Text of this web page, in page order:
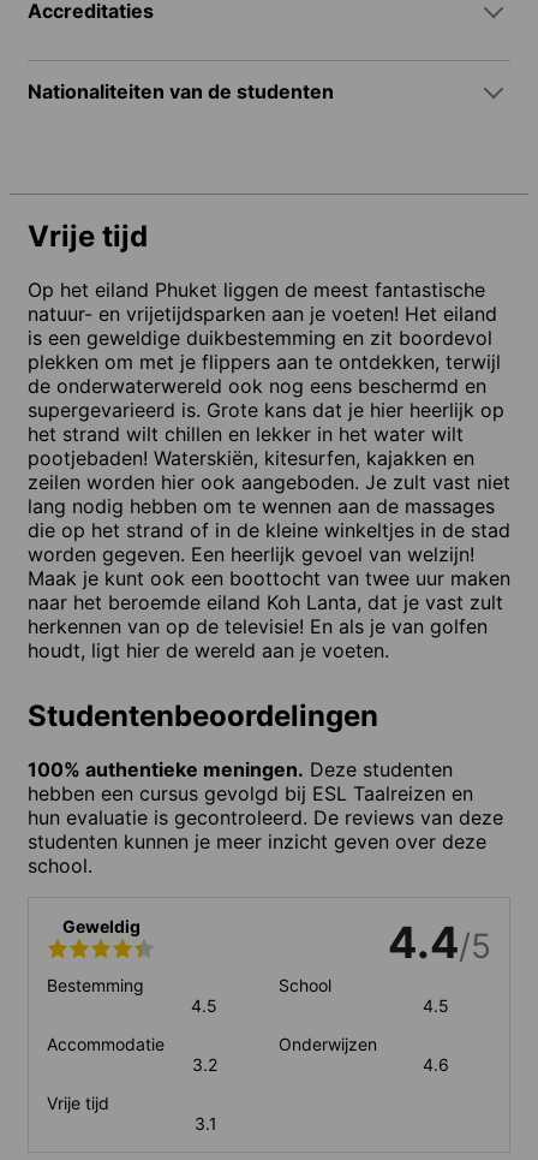
Accreditaties
Nationaliteiten van de studenten
Vrije tijd
Op het eiland Phuket liggen de meest fantastische
natuur- en vrijetijdsparken aan je voeten! Het eiland
is een geweldige duikbestemming en zit boordevol
plekken om met je flippers aan te ontdekken, terwijl
de onderwaterwereld ook nog eens beschermd en
supergevarieerd is. Grote kans dat je hier heerlijk op
het strand wilt chillen en lekker in het water wilt
pootjebaden! Waterskiën, kitesurfen, kajakken en
zeilen worden hier ook aangeboden. Je zult vast niet
lang nodig hebben om te wennen aan de massages
die op het strand of in de kleine winkeltjes in de stad
worden gegeven. Een heerlijk gevoel van welzijn!
Maak je kunt ook een boottocht van twee uur maken
naar het beroemde eiland Koh Lanta, dat je vast zult
herkennen van op de televisie! En als je van golfen
houdt, ligt hier de wereld aan je voeten.
Studentenbeoordelingen
100% authentieke meningen. Deze studenten
hebben een cursus gevolgd bij ESL Taalreizen en
hun evaluatie is gecontroleerd. De reviews van deze
studenten kunnen je meer inzicht geven over deze
school.
Geweldig 4.4/5
Bestemming
4.5
School
4.5
Accommodatie
3.2
Onderwijzen
4.6
Vrije tijd
3.1